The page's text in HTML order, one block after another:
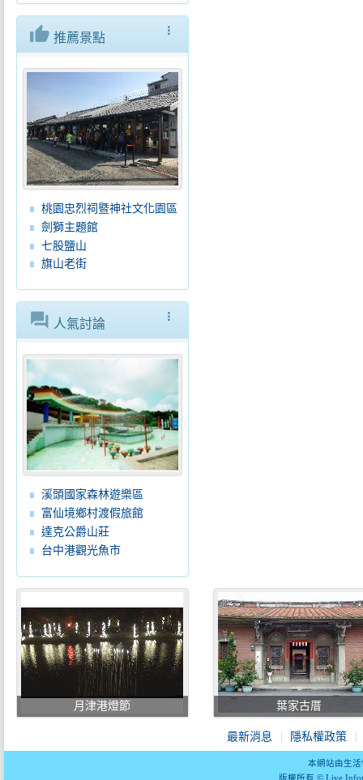
more_vert
thumb_up 推薦景點
桃園忠烈祠暨神社文化園區
劍獅主題館
七股鹽山
旗山老街
more_vert
forum 人氣討論
溪頭國家森林遊樂區
富仙境鄉村渡假旅館
達克公爵山莊
台中港觀光魚市
月津港燈節 葉家古厝
最新消息 隱私權政策
本網站由生
版權所有 © Live